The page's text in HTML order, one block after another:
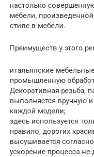
настолько
мебели,
стиле в мебели.
Преимуществ у этого
итальянские
промышленную
Декоративная резьба,
выполняется вручную
каждой модели;
здесь используется
правило, дорогих
высушивается
ускорение процесса не